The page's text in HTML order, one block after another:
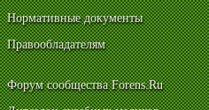
Нормативные документы
Правообладателям
Форум сообщества Forens.Ru